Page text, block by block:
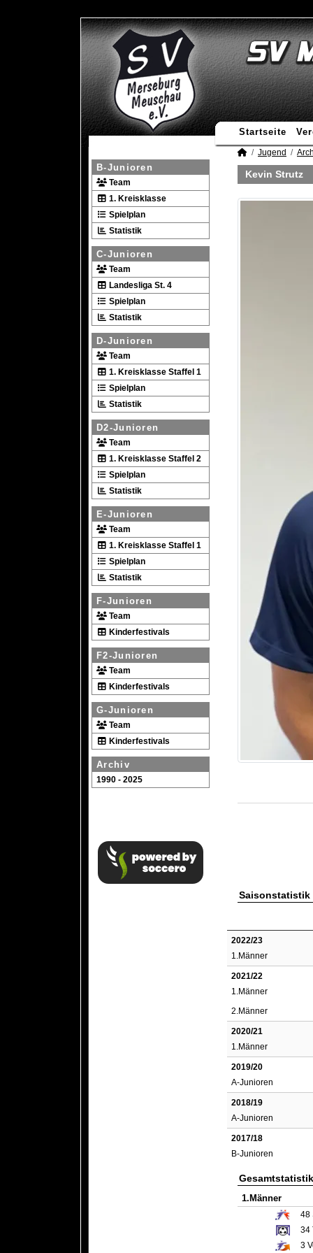
Startseite
B-Junioren
Team
1. Kreisklasse
Spielplan
Statistik
C-Junioren
Team
Landesliga St. 4
Spielplan
Statistik
D-Junioren
Team
1. Kreisklasse Staffel 1
Spielplan
Statistik
D2-Junioren
Team
1. Kreisklasse Staffel 2
Spielplan
Statistik
E-Junioren
Team
1. Kreisklasse Staffel 1
Spielplan
Statistik
F-Junioren
Team
Kinderfestivals
F2-Junioren
Team
Kinderfestivals
G-Junioren
Team
Kinderfestivals
Archiv
1990 - 2025
Jugend
Kevin Strutz
Saisonstatistik
2022/23
1.Männer
2021/22
1.Männer
2.Männer
2020/21
1.Männer
2019/20
A-Junioren
2018/19
A-Junioren
2017/18
B-Junioren
Gesamtstatistik
1.Männer
48
34
3